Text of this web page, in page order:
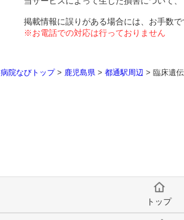
掲載情報に誤りがある場合には、お手数で
※お電話での対応は行っておりません
病院なびトップ> 鹿児島県 > 都通駅周辺 > 臨床遺
トップ